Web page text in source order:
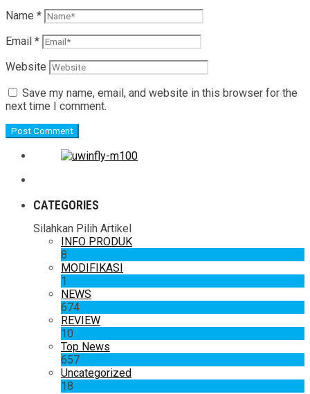
Name *
Email *
Website
Save my name, email, and website in this browser for the
next time I comment.
CATEGORIES
Silahkan Pilih Artikel
INFO PRODUK
8
MODIFIKASI
1
NEWS
674
REVIEW
10
Top News
657
Uncategorized
18